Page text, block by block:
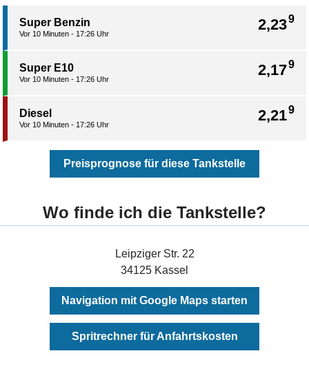
2,239
Super Benzin
Vor 10 Minuten - 17:26 Uhr
2,179
Super E10
Vor 10 Minuten - 17:26 Uhr
2,219
Diesel
Vor 10 Minuten - 17:26 Uhr
Preisprognose für diese Tankstelle
Wo finde ich die Tankstelle?
Leipziger Str. 22
34125 Kassel
Navigation mit Google Maps starten
Spritrechner für Anfahrtskosten